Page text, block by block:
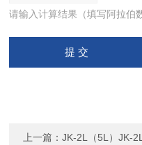
请输入计算结果（填写阿拉伯
上一篇：JK-2L（5L）JK-